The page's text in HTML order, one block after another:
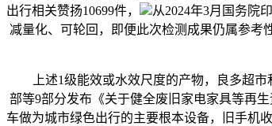
出行相关赞扬10699件，
从2024年3月国务院
减量化、可轮回，即便此次检测成果仍属参考
上述1级能效或水效尺度的产物，良多超市
部等9部分发布《关于健全废旧家电家具等再
车做为城市绿色出行的主要根本设备，旧手机